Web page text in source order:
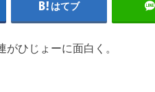
はてブ
ひじょーに面白く。